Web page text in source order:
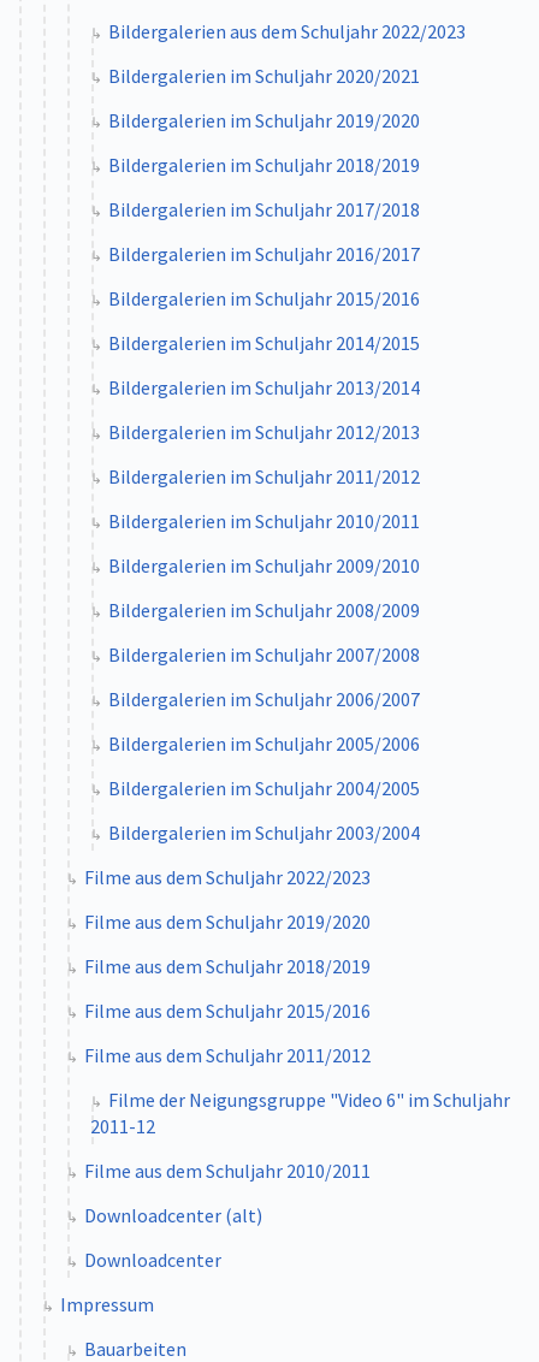
Bildergalerien aus dem Schuljahr 2022/2023
Bildergalerien im Schuljahr 2020/2021
Bildergalerien im Schuljahr 2019/2020
Bildergalerien im Schuljahr 2018/2019
Bildergalerien im Schuljahr 2017/2018
Bildergalerien im Schuljahr 2016/2017
Bildergalerien im Schuljahr 2015/2016
Bildergalerien im Schuljahr 2014/2015
Bildergalerien im Schuljahr 2013/2014
Bildergalerien im Schuljahr 2012/2013
Bildergalerien im Schuljahr 2011/2012
Bildergalerien im Schuljahr 2010/2011
Bildergalerien im Schuljahr 2009/2010
Bildergalerien im Schuljahr 2008/2009
Bildergalerien im Schuljahr 2007/2008
Bildergalerien im Schuljahr 2006/2007
Bildergalerien im Schuljahr 2005/2006
Bildergalerien im Schuljahr 2004/2005
Bildergalerien im Schuljahr 2003/2004
Filme aus dem Schuljahr 2022/2023
Filme aus dem Schuljahr 2019/2020
Filme aus dem Schuljahr 2018/2019
Filme aus dem Schuljahr 2015/2016
Filme aus dem Schuljahr 2011/2012
Filme der Neigungsgruppe "Video 6" im Schuljahr
2011-12
Filme aus dem Schuljahr 2010/2011
Downloadcenter (alt)
Downloadcenter
Impressum
Bauarbeiten